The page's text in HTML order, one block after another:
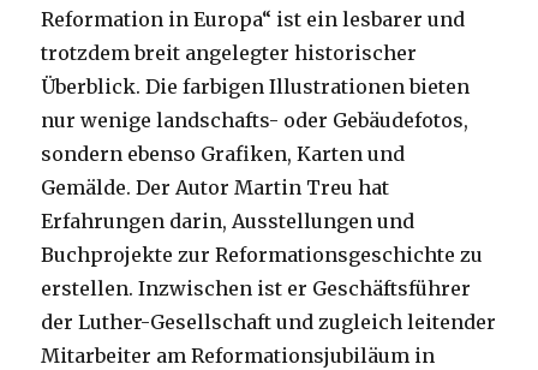
Reformation in Europa“ ist ein lesbarer und
trotzdem breit angelegter historischer
Überblick. Die farbigen Illustrationen bieten
nur wenige landschafts- oder Gebäudefotos,
sondern ebenso Grafiken, Karten und
Gemälde. Der Autor Martin Treu hat
Erfahrungen darin, Ausstellungen und
Buchprojekte zur Reformationsgeschichte zu
erstellen. Inzwischen ist er Geschäftsführer
der Luther-Gesellschaft und zugleich leitender
Mitarbeiter am Reformationsjubiläum in